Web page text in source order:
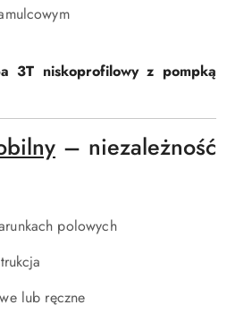
3T niskoprofilowy z pompką
– niezależność
polowych
lub ręczne